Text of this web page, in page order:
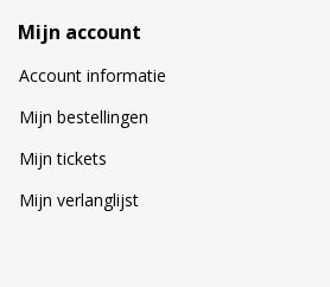
Mijn account
Account informatie
Mijn bestellingen
Mijn tickets
Mijn verlanglijst